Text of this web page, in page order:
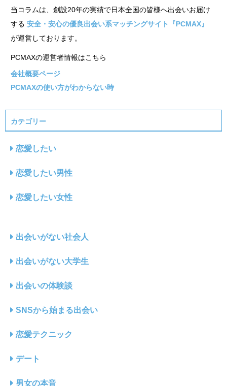
当コラムは、創設20年の実績で日本全国の皆様へ出会いお届け
する 安全・安心の優良出会い系マッチングサイト『PCMAX』
が運営しております。
PCMAXの運営者情報はこちら
会社概要ページ
PCMAXの使い方がわからない時
カテゴリー
恋愛したい
恋愛したい男性
恋愛したい女性
出会いがない社会人
出会いがない大学生
出会いの体験談
SNSから始まる出会い
恋愛テクニック
デート
男女の本音